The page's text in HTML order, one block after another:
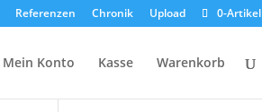
Referenzen Chronik Upload 0-Artikel
Mein Konto Kasse Warenkorb